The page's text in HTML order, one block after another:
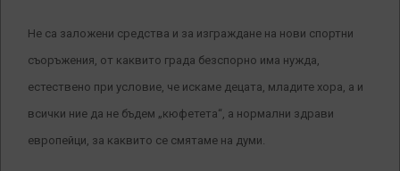
Не са заложени средства и за изграждане на нови спортни
съоръжения, от каквито града безспорно има нужда,
естествено при условие, че искаме децата, младите хора, а и
всички ние да не бъдем „кюфетета“, а нормални здрави
европейци, за каквито се смятаме на думи.